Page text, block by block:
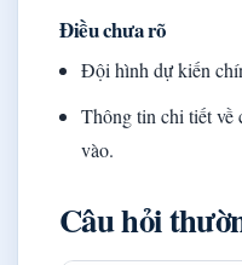
Điều chưa rõ
Đội hình dự kiến
Thông tin chi tiết về
vào.
Câu hỏi